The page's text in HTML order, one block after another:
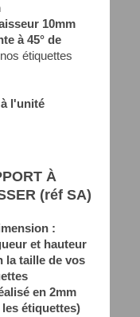
10mm
à 45° de
étiquettes
l'unité
À
(réf SA)
:
et hauteur
la taille de vos
en 2mm
étiquettes)